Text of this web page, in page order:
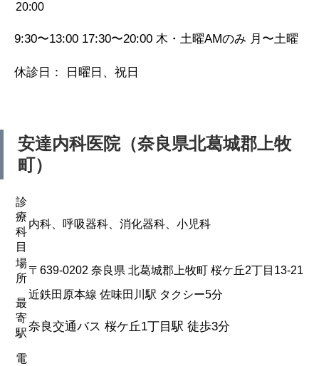
20:00
9:30〜13:00 17:30〜20:00 木・土曜AMのみ 月〜土曜
休診日： 日曜日、祝日
安達内科医院（奈良県北葛城郡上牧
町）
診
療
科
目
内科、呼吸器科、消化器科、小児科
場
所
〒639-0202 奈良県 北葛城郡上牧町 桜ケ丘2丁目13-21
最
寄
駅
近鉄田原本線 佐味田川駅 タクシー5分
奈良交通バス 桜ケ丘1丁目駅 徒歩3分
電